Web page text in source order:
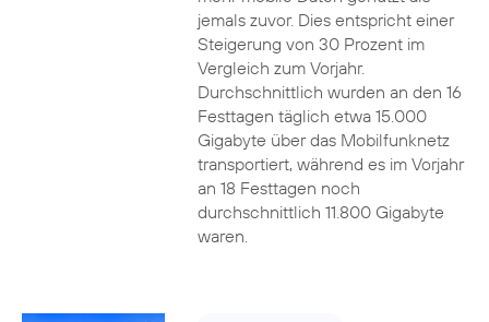
jemals zuvor. Dies entspricht einer
Steigerung von 30 Prozent im
Vergleich zum Vorjahr.
Durchschnittlich wurden an den 16
Festtagen täglich etwa 15.000
Gigabyte über das Mobilfunknetz
transportiert, während es im Vorjahr
an 18 Festtagen noch
durchschnittlich 11.800 Gigabyte
waren.